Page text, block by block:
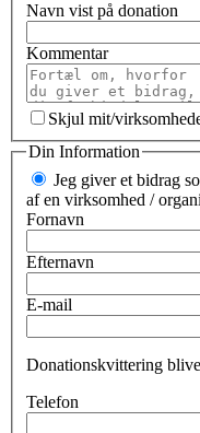
Navn vist på donation
Kommentar
Skjul mit/
Din Information
Jeg giver et bidrag
af en virksomhed /
Fornavn
Efternavn
E-mail
Donationskvittering
Telefon